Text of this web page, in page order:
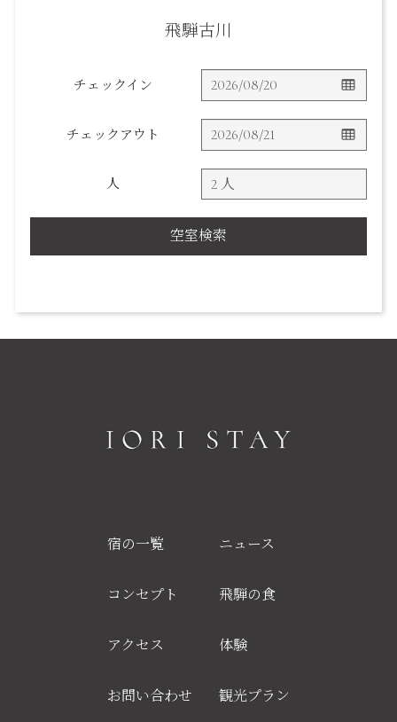
飛騨古川
チェックイン
チェックアウト
人
空室検索
宿の一覧
コンセプト
アクセス
お問い合わせ
ニュース
飛騨の食
体験
観光プラン